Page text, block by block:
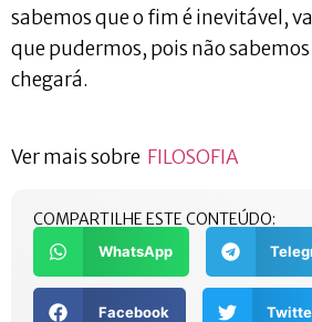
sabemos que o fim é inevitável,
que pudermos, pois não
chegará.
Ver mais sobre FILOSOFIA
COMPARTILHE ESTE CONTEÚDO:
WhatsApp
Facebook